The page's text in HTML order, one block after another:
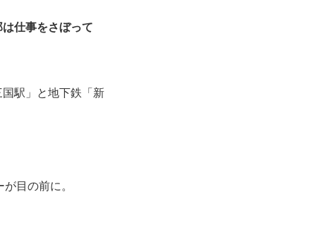
仕事をさぼって
駅」と地下鉄「新
目の前に。